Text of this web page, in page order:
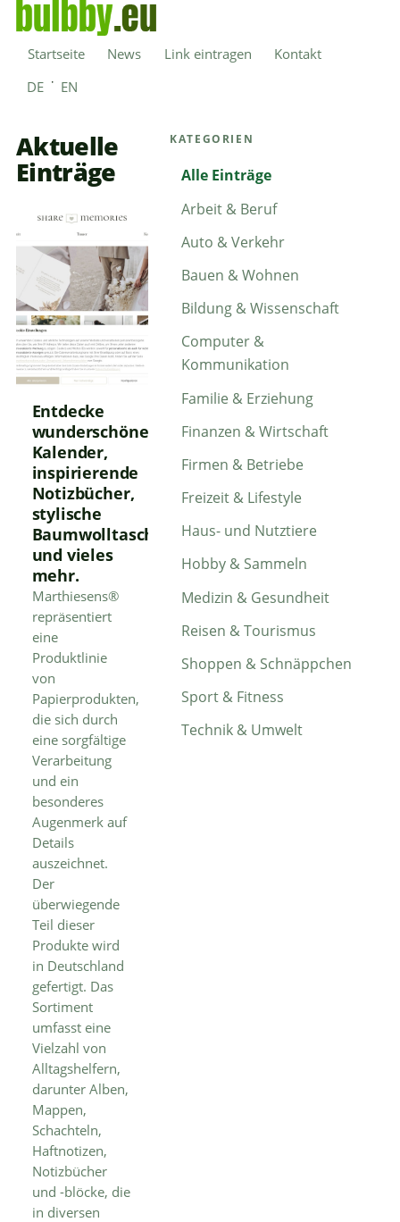
Startseite News Link eintragen
Kontakt
DE · EN
KATEGORIEN
Alle Einträge
Arbeit & Beruf
Auto & Verkehr
Bauen & Wohnen
Bildung & Wissenschaft
Computer &
Kommunikation
Familie & Erziehung
Finanzen & Wirtschaft
Firmen & Betriebe
Freizeit & Lifestyle
Haus- und Nutztiere
Hobby & Sammeln
Medizin & Gesundheit
Reisen & Tourismus
Shoppen & Schnäppchen
Sport & Fitness
Technik & Umwelt
Aktuelle
Einträge
Entdecke
wunderschöne
Kalender,
inspirierende
Notizbücher,
stylische
Baumwolltaschen
und vieles
mehr.
Marthiesens®
repräsentiert
eine
Produktlinie
von
Papierprodukten,
die sich durch
eine sorgfältige
Verarbeitung
und ein
besonderes
Augenmerk auf
Details
auszeichnet.
Der
überwiegende
Teil dieser
Produkte wird
in Deutschland
gefertigt. Das
Sortiment
umfasst eine
Vielzahl von
Alltagshelfern,
darunter Alben,
Mappen,
Schachteln,
Haftnotizen,
Notizbücher
und -blöcke, die
in diversen